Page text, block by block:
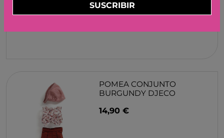
POMEA CONJUNTO
BURGUNDY DJECO
14,90 €
SUSCRIBIR